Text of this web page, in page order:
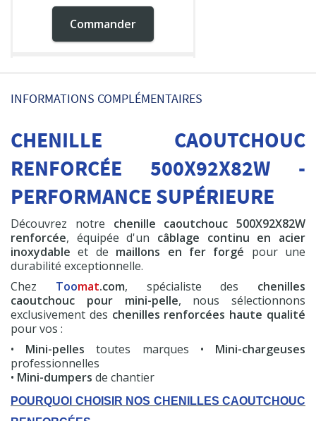
Commander
Pompe à graisse
19,50 €
Commander
Chenille Premium
+ 500x92x82W
A partir de2
010,62 €HT
Commander
INFORMATIONS COMPLÉMENTAIRES
CHENILLE CAOUTCHOUC
RENFORCÉE 500X92X82W -
PERFORMANCE SUPÉRIEURE
Découvrez notre chenille caoutchouc 500X92X82W
renforcée, équipée d'un câblage continu en acier
inoxydable et de maillons en fer forgé pour une
durabilité exceptionnelle.
Chez Toomat.com, spécialiste des chenilles
caoutchouc pour mini-pelle, nous sélectionnons
exclusivement des chenilles renforcées haute qualité
pour vos :
• Mini-pelles toutes marques • Mini-chargeuses
professionnelles
• Mini-dumpers de chantier
POURQUOI CHOISIR NOS CHENILLES CAOUTCHOUC